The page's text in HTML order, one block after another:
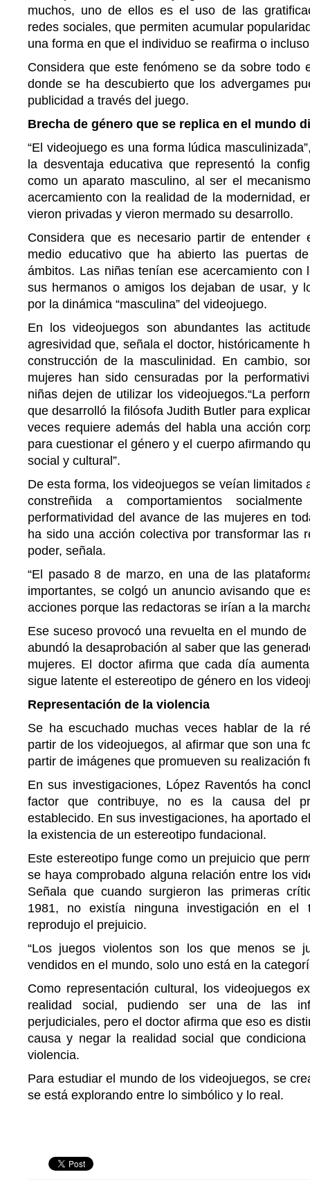
muchos, uno de ellos es el uso de las
redes sociales, que permiten acumular
una forma en que el individuo se reafirma o
Considera que este fenómeno se da sobre todo
donde se ha descubierto que los advergames
publicidad a través del juego.
Brecha de género que se replica en el mundo
“El videojuego es una forma lúdica
la desventaja educativa que representó la
como un aparato masculino, al ser el
acercamiento con la realidad de la modernidad,
vieron privadas y vieron mermado su desarrollo.
Considera que es necesario partir de entender
medio educativo que ha abierto las puertas
ámbitos. Las niñas tenían ese acercamiento con
sus hermanos o amigos los dejaban de usar, y
por la dinámica “masculina” del videojuego.
En los videojuegos son abundantes las
agresividad que, señala el doctor, históricamente
construcción de la masculinidad. En cambio,
mujeres han sido censuradas por la
niñas dejen de utilizar los videojuegos.“La
que desarrolló la filósofa Judith Butler para
veces requiere además del habla una acción
para cuestionar el género y el cuerpo afirmando
social y cultural”.
De esta forma, los videojuegos se veían limitados
constreñida a comportamientos
performatividad del avance de las mujeres en
ha sido una acción colectiva por transformar las
poder, señala.
“El pasado 8 de marzo, en una de las
importantes, se colgó un anuncio avisando que
acciones porque las redactoras se irían a la
Ese suceso provocó una revuelta en el mundo
abundó la desaprobación al saber que las
mujeres. El doctor afirma que cada día
sigue latente el estereotipo de género en los
Representación de la violencia
Se ha escuchado muchas veces hablar de la
partir de los videojuegos, al afirmar que son una
partir de imágenes que promueven su realización
En sus investigaciones, López Raventós ha
factor que contribuye, no es la causa del
establecido. En sus investigaciones, ha aportado
la existencia de un estereotipo fundacional.
Este estereotipo funge como un prejuicio que
se haya comprobado alguna relación entre los
Señala que cuando surgieron las primeras
1981, no existía ninguna investigación en el
reprodujo el prejuicio.
“Los juegos violentos son los que menos se
vendidos en el mundo, solo uno está en la
Como representación cultural, los videojuegos
realidad social, pudiendo ser una de las
perjudiciales, pero el doctor afirma que eso es
causa y negar la realidad social que
violencia.
Para estudiar el mundo de los videojuegos, se
se está explorando entre lo simbólico y lo real.